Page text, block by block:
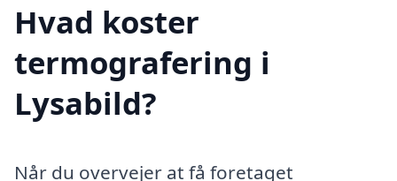
Hvad koster
termografering i
Lysabild?
Når du overvejer at få foretaget